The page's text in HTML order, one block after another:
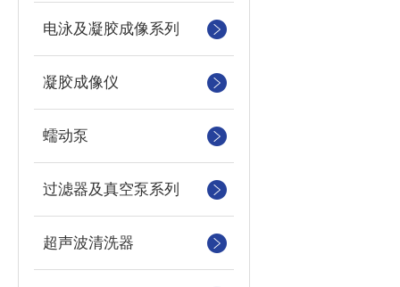
电泳及凝胶成像系列
凝胶成像仪
蠕动泵
过滤器及真空泵系列
超声波清洗器